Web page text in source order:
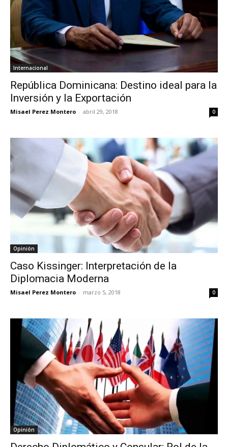
Internacional
República Dominicana: Destino ideal para la
Inversión y la Exportación
Misael Perez Montero - abril 29, 2018 0
Opinión
Caso Kissinger: Interpretación de la
Diplomacia Moderna
Misael Perez Montero - marzo 5, 2018 0
Opinión